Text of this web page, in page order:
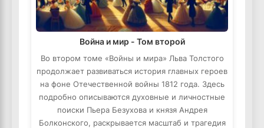
Война и мир - Том второй
Во втором томе «Войны и мира» Льва Толстого
продолжает развиваться история главных героев
на фоне Отечественной войны 1812 года. Здесь
подробно описываются духовные и личностные
поиски Пьера Безухова и князя Андрея
Болконского, раскрывается масштаб и трагедия